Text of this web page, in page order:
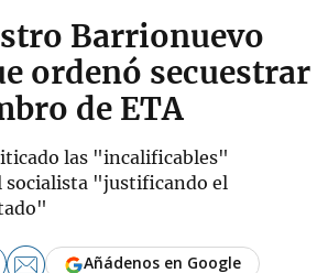
Barrionuevo
ordenó secuestrar
de ETA
las "incalificables"
socialista "justificando el
Añádenos en Google